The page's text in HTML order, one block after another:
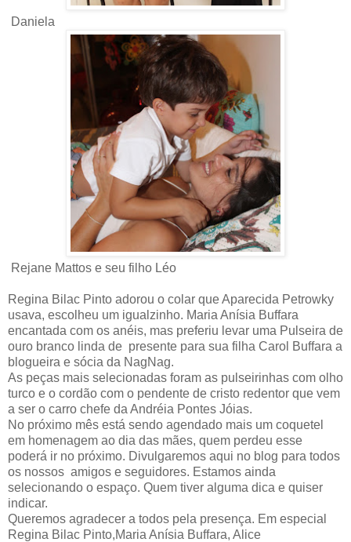
Daniela
Rejane Mattos e seu filho Léo
Regina Bilac Pinto adorou o colar que Aparecida Petrowky
usava, escolheu um igualzinho. Maria Anísia Buffara
encantada com os anéis, mas preferiu levar uma Pulseira de
ouro branco linda de presente para sua filha Carol Buffara a
blogueira e sócia da NagNag.
As peças mais selecionadas foram as pulseirinhas com olho
turco e o cordão com o pendente de cristo redentor que vem
a ser o carro chefe da Andréia Pontes Jóias.
No próximo mês está sendo agendado mais um coquetel
em homenagem ao dia das mães, quem perdeu esse
poderá ir no próximo. Divulgaremos aqui no blog para todos
os nossos amigos e seguidores. Estamos ainda
selecionando o espaço. Quem tiver alguma dica e quiser
indicar.
Queremos agradecer a todos pela presença. Em especial
Regina Bilac Pinto,Maria Anísia Buffara, Alice